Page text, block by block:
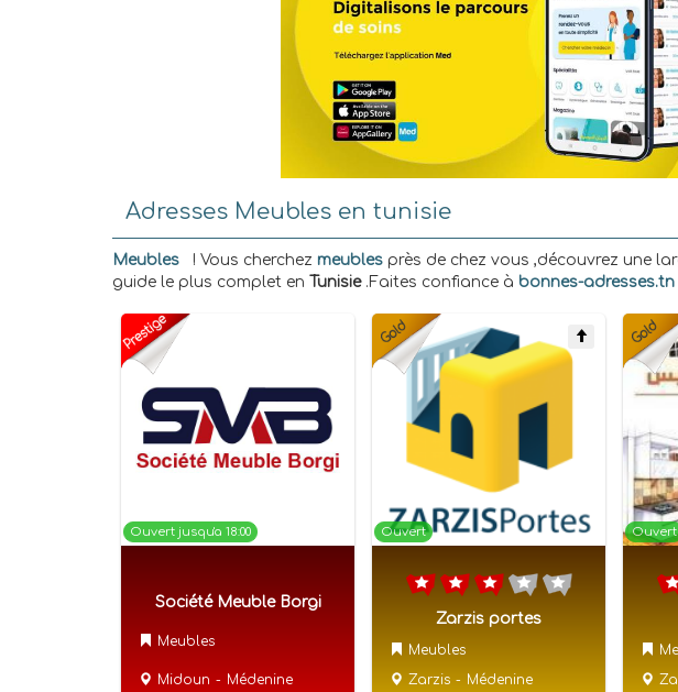
Adresses Meubles en tunisie
Meubles ! Vous cherchez meubles près de chez vous ,découvrez une
guide le plus complet en Tunisie.Faites confiance à bonnes-adresses.tn
Ouvert jusqu'a 18:00
Société Meuble Borgi
Meubles
Midoun - Médenine
Ouvert
Zarzis portes
Meubles
Zarzis - Médenine
Ouvert